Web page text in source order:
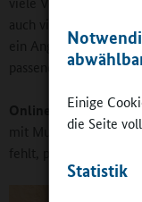
Einige
die Seite
Statistik
auch viele
ein Angebot finden
passenden und
Online-Redaktion:
mit Musik verbrachte
fehlt, privat im Verein